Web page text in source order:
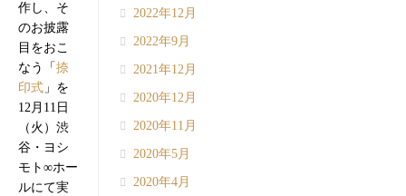
作し、そ
のお披露
目をおこ
なう「 捺
印式 」を
12月11日
（火）渋
谷・ヨシ
モト∞ホー
ルにて実
2022年12月
2022年9月
2021年12月
2020年12月
2020年11月
2020年5月
2020年4月